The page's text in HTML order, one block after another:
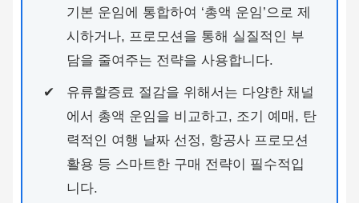
기본 운임에 통합하여 ‘총액 운임’으로 제
시하거나, 프로모션을 통해 실질적인 부
담을 줄여주는 전략을 사용합니다.
유류할증료 절감을 위해서는 다양한 채널
에서 총액 운임을 비교하고, 조기 예매, 탄
력적인 여행 날짜 선정, 항공사 프로모션
활용 등 스마트한 구매 전략이 필수적입
니다.